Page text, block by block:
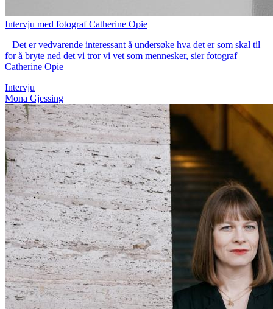
Intervju med fotograf Catherine Opie
– Det er vedvarende interessant å undersøke hva det er som skal til
for å bryte ned det vi tror vi vet som mennesker, sier fotograf
Catherine Opie
Intervju
Mona Gjessing